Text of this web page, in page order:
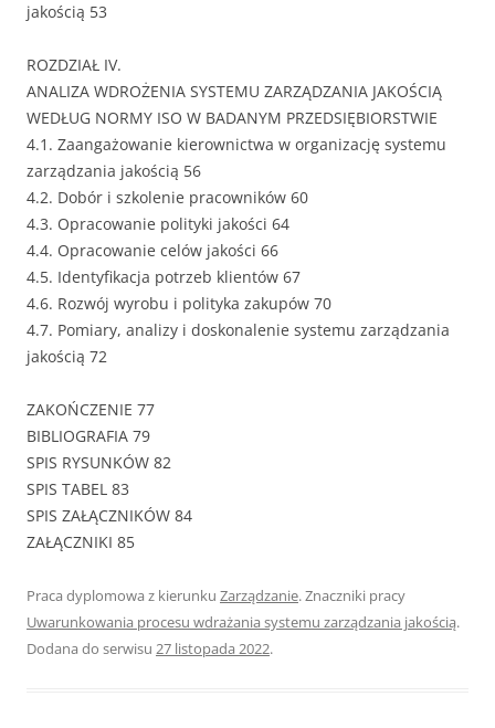
jakością 53
ROZDZIAŁ IV.
ANALIZA WDROŻENIA SYSTEMU ZARZĄDZANIA JAKOŚCIĄ
WEDŁUG NORMY ISO W BADANYM PRZEDSIĘBIORSTWIE
4.1. Zaangażowanie kierownictwa w organizację systemu
zarządzania jakością 56
4.2. Dobór i szkolenie pracowników 60
4.3. Opracowanie polityki jakości 64
4.4. Opracowanie celów jakości 66
4.5. Identyfikacja potrzeb klientów 67
4.6. Rozwój wyrobu i polityka zakupów 70
4.7. Pomiary, analizy i doskonalenie systemu zarządzania
jakością 72
ZAKOŃCZENIE 77
BIBLIOGRAFIA 79
SPIS RYSUNKÓW 82
SPIS TABEL 83
SPIS ZAŁĄCZNIKÓW 84
ZAŁĄCZNIKI 85
Praca dyplomowa z kierunku Zarządzanie. Znaczniki pracy
Uwarunkowania procesu wdrażania systemu zarządzania jakością.
Dodana do serwisu 27 listopada 2022.